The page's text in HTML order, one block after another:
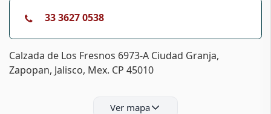
33 3627 0538
Calzada de Los Fresnos 6973-A Ciudad Granja,
Zapopan, Jalisco, Mex. CP 45010
Ver mapa